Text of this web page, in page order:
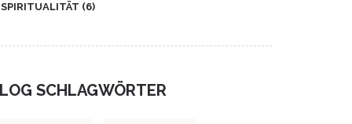
SPIRITUALITÄT (6)
SCHLAGWÖRTER